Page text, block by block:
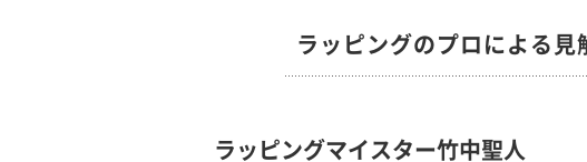
ラッピングのプロによる見
ラッピングマイスター竹中聖人